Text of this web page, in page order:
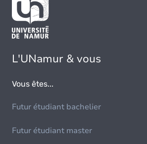
L'UNamur & vous
Vous êtes...
Futur étudiant bachelier
Futur étudiant master